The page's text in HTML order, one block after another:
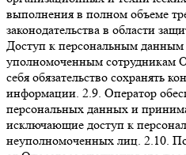
выполнения в полном объеме
законодательства в области
Доступ к персональным данным
уполномоченным сотрудникам
себя обязательство сохранять
информации. 2.9. Оператор
персональных данных и
исключающие доступ к
неуполномоченных лиц. 2.10.